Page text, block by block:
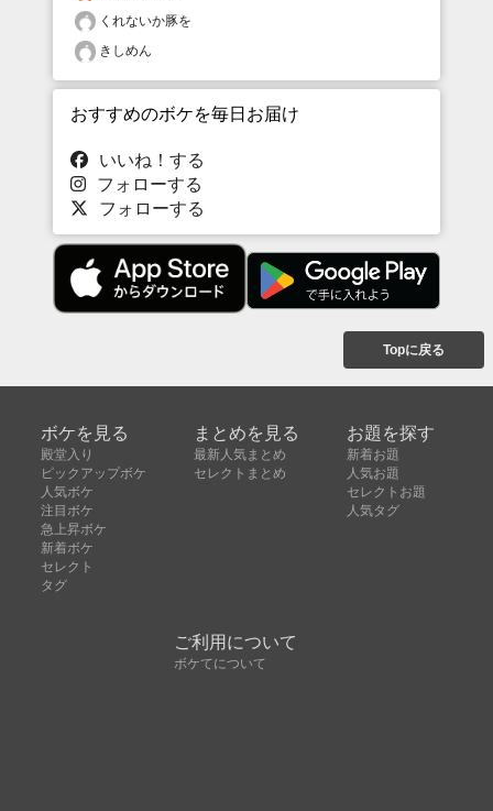
くれないか豚を
きしめん
おすすめのボケを毎日お届け
いいね！する
フォローする
フォローする
Topに戻る
ボケを見る
殿堂入り
ピックアップボケ
人気ボケ
注目ボケ
急上昇ボケ
新着ボケ
セレクト
タグ
まとめを見る
最新人気まとめ
セレクトまとめ
お題を探す
新着お題
人気お題
セレクトお題
人気タグ
ご利用について
ボケてについて